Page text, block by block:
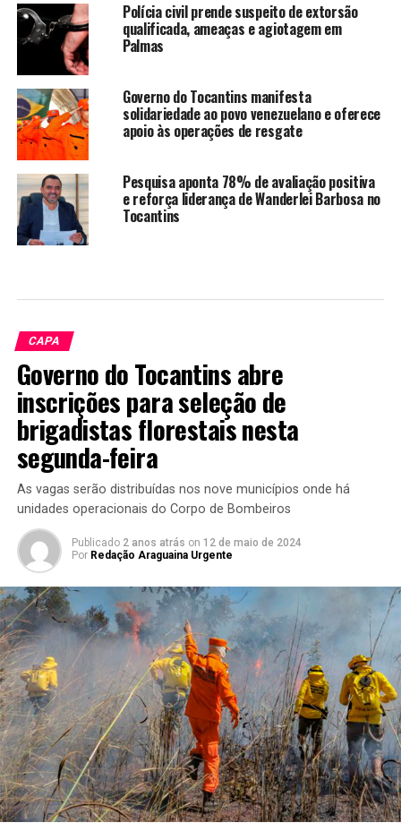
Polícia civil prende suspeito de extorsão
qualificada, ameaças e agiotagem em
Palmas
Governo do Tocantins manifesta
solidariedade ao povo venezuelano e oferece
apoio às operações de resgate
Pesquisa aponta 78% de avaliação positiva
e reforça liderança de Wanderlei Barbosa no
Tocantins
CAPA
Governo do Tocantins abre
inscrições para seleção de
brigadistas florestais nesta
segunda-feira
As vagas serão distribuídas nos nove municípios onde há
unidades operacionais do Corpo de Bombeiros
Publicado 2 anos atrás on 12 de maio de 2024
Por Redação Araguaina Urgente